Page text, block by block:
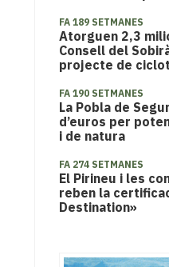
FA 189 SETMANES
Atorguen 2,3
Consell del
projecte de
FA 190 SETMANES
La Pobla de
d’euros per
i de natura
FA 274 SETMANES
​El Pirineu i les
reben la
Destination»